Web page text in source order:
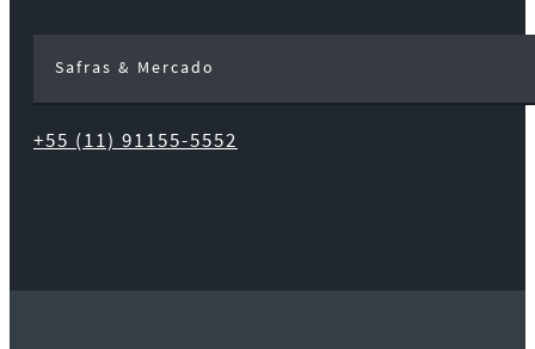
Safras & Mercado
+55 (11) 91155-5552